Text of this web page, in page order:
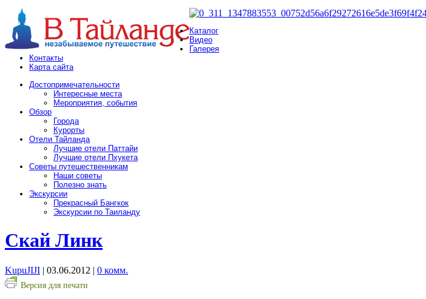
Каталог
Видео
Галерея
Контакты
Карта сайта
Достопримечательности
Интересные места
Мероприятия, события
Обзор
Города
Курорты
Отели Тайланда
Лучшие отели Паттайи
Лучшие отели Пхукета
Советы путешественникам
Наши советы
Полезно знать
Экскурсии
Прекрасный Бангкок
Экскурсии по Таиланду
Скай Линк
KupuJIJI | 03.06.2012 | 0 комм.
Версия для печати